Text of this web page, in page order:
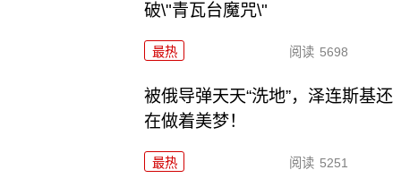
破\"青瓦台魔咒\"
最热 阅读 5698
被俄导弹天天“洗地”，泽连斯基还
在做着美梦！
最热 阅读 5251